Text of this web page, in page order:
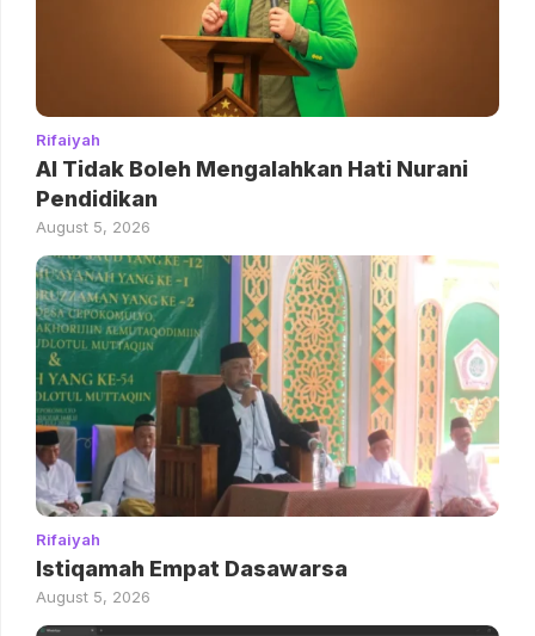
Rifaiyah
AI Tidak Boleh Mengalahkan Hati Nurani
Pendidikan
August 5, 2026
Rifaiyah
Istiqamah Empat Dasawarsa
August 5, 2026